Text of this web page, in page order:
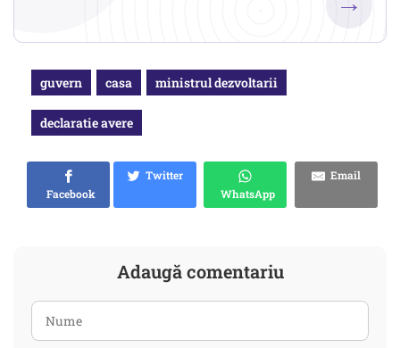
guvern casa ministrul dezvoltarii
declaratie avere
Facebook
Twitter
WhatsApp
Email
Adaugă comentariu